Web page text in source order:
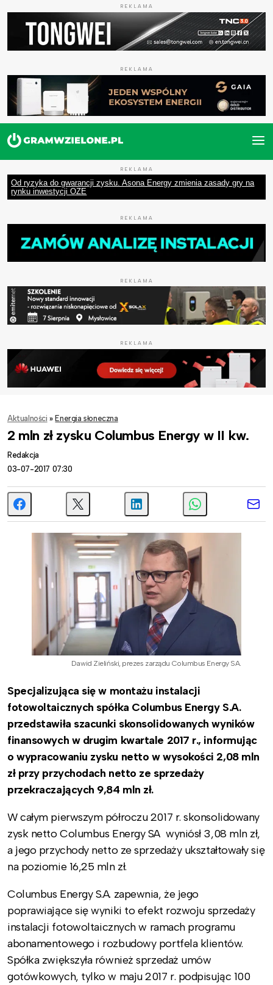
REKLAMA
REKLAMA
REKLAMA
Od ryzyka do gwarancji zysku. Asona Energy zmienia zasady gry na
rynku inwestycji OZE
REKLAMA
REKLAMA
REKLAMA
Aktualności » Energia słoneczna
2 mln zł zysku Columbus Energy w II kw.
Redakcja
03-07-2017 07:30
Dawid Zieliński, prezes zarządu Columbus Energy SA.
Specjalizująca się w montażu instalacji
fotowoltaicznych spółka Columbus Energy S.A.
przedstawiła szacunki skonsolidowanych wyników
finansowych w drugim kwartale 2017 r., informując
o wypracowaniu zysku netto w wysokości 2,08 mln
zł przy przychodach netto ze sprzedaży
przekraczających 9,84 mln zł.
W całym pierwszym półroczu 2017 r. skonsolidowany
zysk netto Columbus Energy SA wyniósł 3,08 mln zł,
a jego przychody netto ze sprzedaży ukształtowały się
na poziomie 16,25 mln zł.
Columbus Energy S.A. zapewnia, że jego
poprawiające się wyniki to efekt rozwoju sprzedaży
instalacji fotowoltaicznych w ramach programu
abonamentowego i rozbudowy portfela klientów.
Spółka zwiększyła również sprzedaż umów
gotówkowych, tylko w maju 2017 r. podpisując 100